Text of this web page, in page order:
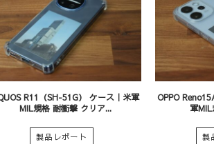
R11（SH-51G） ケース｜米軍
MIL規格 耐衝撃 クリア...
製品レポート
OPPO
軍
製